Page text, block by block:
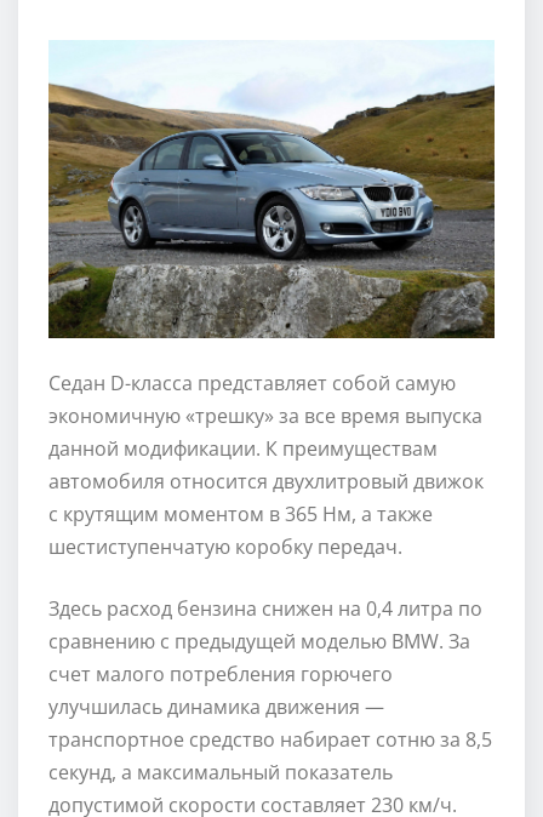
Седан D-класса представляет собой самую
экономичную «трешку» за все время выпуска
данной модификации. К преимуществам
автомобиля относится двухлитровый движок
с крутящим моментом в 365 Нм, а также
шестиступенчатую коробку передач.
Здесь расход бензина снижен на 0,4 литра по
сравнению с предыдущей моделью BMW. За
счет малого потребления горючего
улучшилась динамика движения —
транспортное средство набирает сотню за 8,5
секунд, а максимальный показатель
допустимой скорости составляет 230 км/ч.